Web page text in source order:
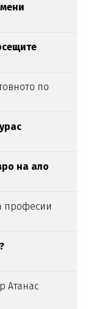
по
на ало
професии
Атанас